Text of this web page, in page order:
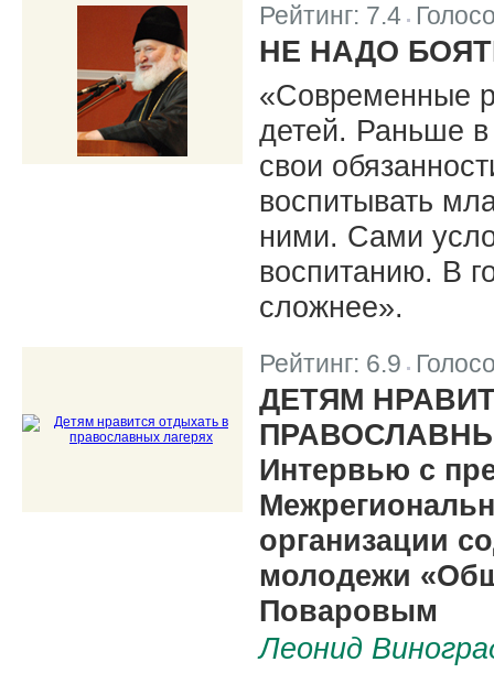
Рейтинг: 7.4
НЕ НАДО
«Современные
детей. Раньше
свои
воспитывать
ними. Сами
воспитанию. В
сложнее».
Рейтинг: 6.9 |
ДЕТЯМ
Интервью с
организации
молодежи
Поваровым
Леонид